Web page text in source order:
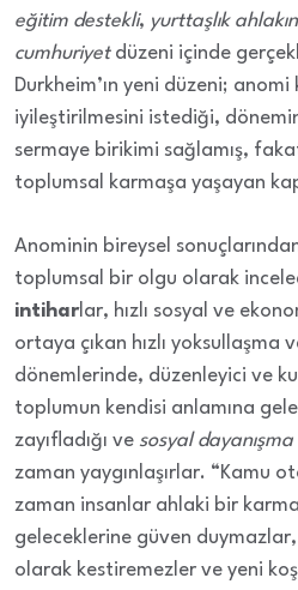
eğitim destekli, yurttaşlık
cumhuriyetdüzeni içinde
Durkheim’ın yeni düzeni;
iyileştirilmesini istediği, dönemin
sermaye birikimi sağlamış,
toplumsal karmaşa yaşayan
Anominin bireysel
toplumsal bir olgu olarak
intiharlar, hızlı sosyal ve
ortaya çıkan hızlı yoksullaşma
dönemlerinde, düzenleyici ve
toplumun kendisi anlamına
zayıfladığı ve sosyal dayanışma
zaman yaygınlaşırlar. “Kamu
zaman insanlar ahlaki bir
geleceklerine güven
olarak kestiremezler ve yeni